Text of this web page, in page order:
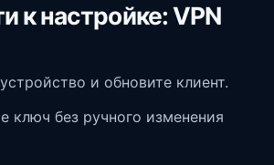
к настройке: VPN
и обновите клиент.
ключ без ручного изменения